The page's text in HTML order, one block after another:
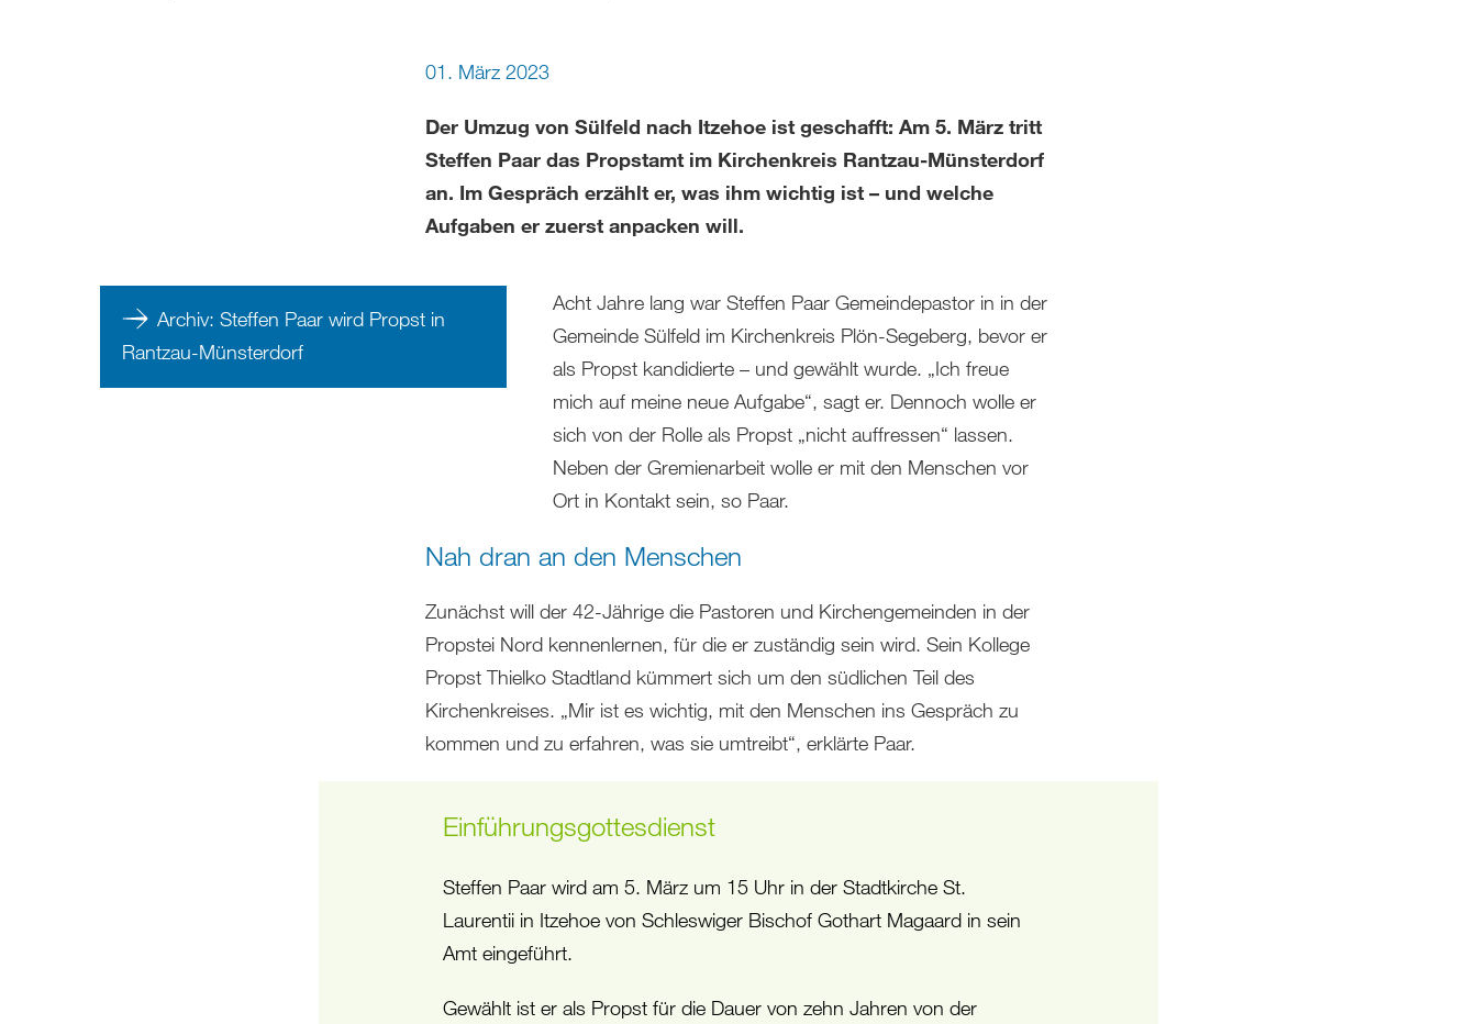
01. März 2023
Der Umzug von Sülfeld nach Itzehoe ist geschafft: Am 5. März tritt
Steffen Paar das Propstamt im Kirchenkreis Rantzau-Münsterdorf
an. Im Gespräch erzählt er, was ihm wichtig ist – und welche
Aufgaben er zuerst anpacken will.
Archiv: Steffen Paar wird Propst in
Rantzau-Münsterdorf
Acht Jahre lang war Steffen Paar Gemeindepastor in in der
Gemeinde Sülfeld im Kirchenkreis Plön-Segeberg, bevor er
als Propst kandidierte – und gewählt wurde. „Ich freue
mich auf meine neue Aufgabe“, sagt er. Dennoch wolle er
sich von der Rolle als Propst „nicht auffressen“ lassen.
Neben der Gremienarbeit wolle er mit den Menschen vor
Ort in Kontakt sein, so Paar.
Nah dran an den Menschen
Zunächst will der 42-Jährige die Pastoren und Kirchengemeinden in der
Propstei Nord kennenlernen, für die er zuständig sein wird. Sein Kollege
Propst Thielko Stadtland kümmert sich um den südlichen Teil des
Kirchenkreises. „Mir ist es wichtig, mit den Menschen ins Gespräch zu
kommen und zu erfahren, was sie umtreibt“, erklärte Paar.
Einführungsgottesdienst
Steffen Paar wird am 5. März um 15 Uhr in der Stadtkirche St.
Laurentii in Itzehoe von Schleswiger Bischof Gothart Magaard in sein
Amt eingeführt.
Gewählt ist er als Propst für die Dauer von zehn Jahren von der